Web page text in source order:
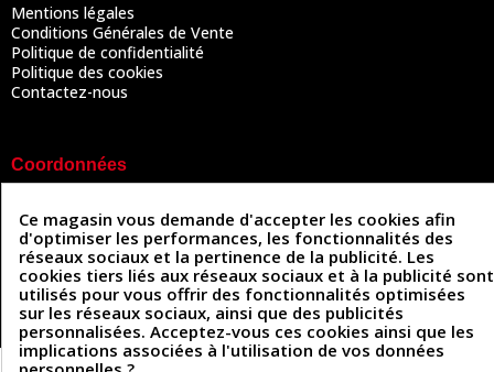
Mentions légales
Conditions Générales de Vente
Politique de confidentialité
Politique des cookies
Contactez-nous
Coordonnées
81300 Graulhet
05 63 34 51 88
contact@cuirenstock.com
Cuirenstock © 2026 - Une création Quatrys 💙
Ce magasin vous demande d'accepter les cookies afin
d'optimiser les performances, les fonctionnalités des
réseaux sociaux et la pertinence de la publicité. Les
cookies tiers liés aux réseaux sociaux et à la publicité sont
utilisés pour vous offrir des fonctionnalités optimisées
sur les réseaux sociaux, ainsi que des publicités
personnalisées. Acceptez-vous ces cookies ainsi que les
implications associées à l'utilisation de vos données